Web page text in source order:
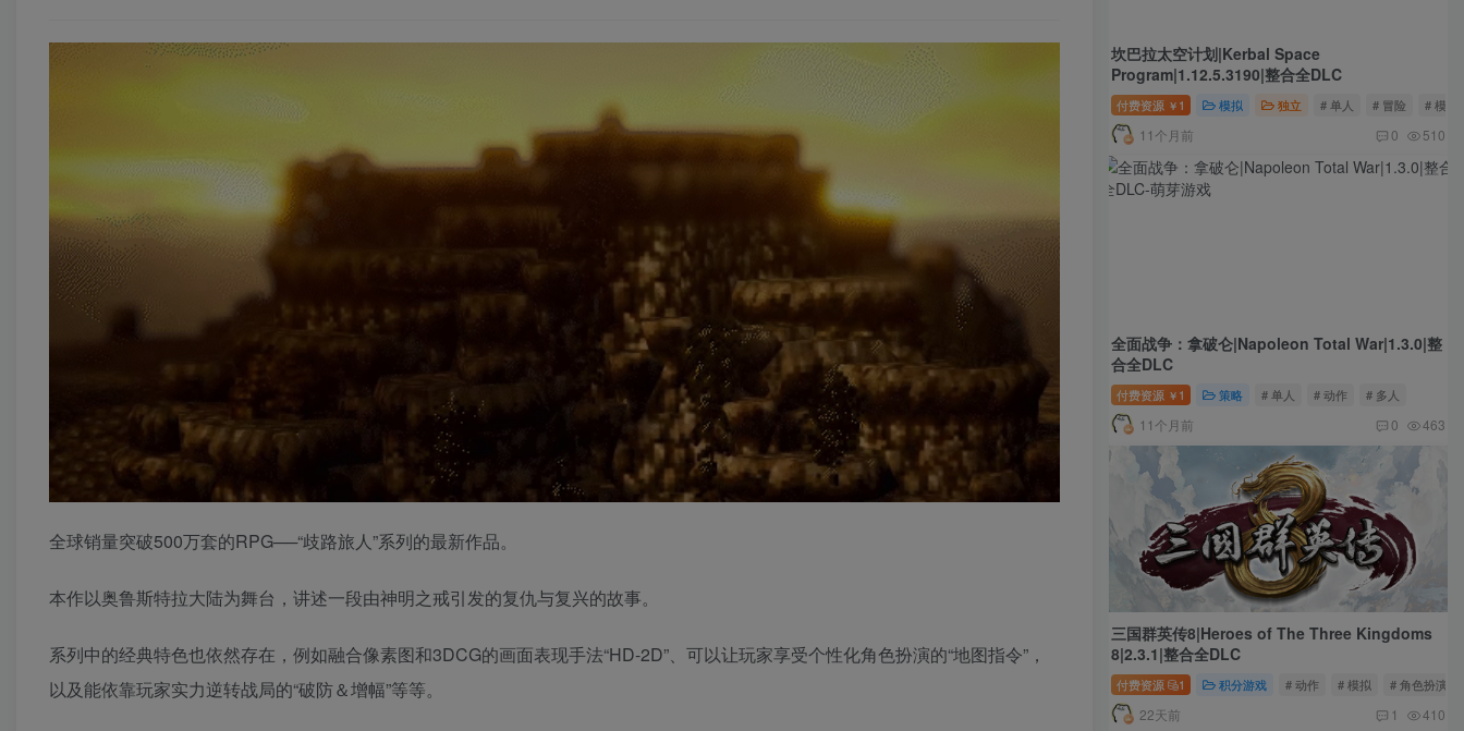
全球销量突破500万套的RPG──“歧路旅人”系列的最新作品。
本作以奥鲁斯特拉大陆为舞台，讲述一段由神明之戒引发的复仇与复兴的故事。
系列中的经典特色也依然存在，例如融合像素图和3DCG的画面表现手法“HD-2D”、可以让玩家享受个性化角色扮演的“地图指令”，
以及能依靠玩家实力逆转战局的“破防＆增幅”等等。
坎巴拉太空计划|Kerbal Space
Program|1.12.5.3190|整合全DLC
付费资源 ￥ 1 模拟 独立 # 单人 # 冒险 # 模拟
11个月前 0 510
全面战争：拿破仑|Napoleon Total War|1.3.0|整
合全DLC
付费资源 ￥ 1 策略 # 单人 # 动作 # 多人
11个月前 0 463
三国群英传8|Heroes of The Three Kingdoms
8|2.3.1|整合全DLC
付费资源 1 积分游戏 # 动作 # 模拟 # 角色扮演
22天前 1 410